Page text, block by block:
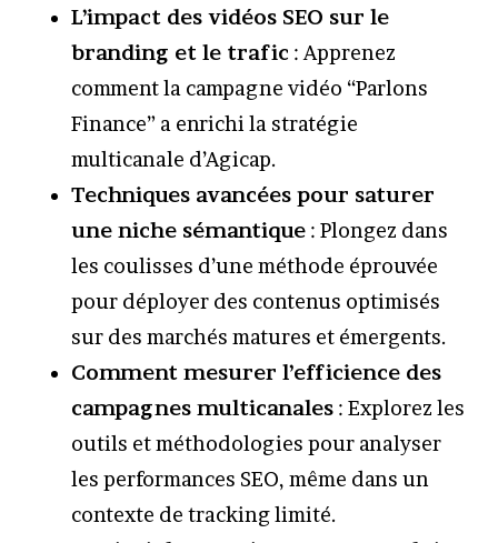
L’impact des vidéos SEO sur le
branding et le trafic : Apprenez
comment la campagne vidéo “Parlons
Finance” a enrichi la stratégie
multicanale d’Agicap.
Techniques avancées pour saturer
une niche sémantique : Plongez dans
les coulisses d’une méthode éprouvée
pour déployer des contenus optimisés
sur des marchés matures et émergents.
Comment mesurer l’efficience des
campagnes multicanales : Explorez les
outils et méthodologies pour analyser
les performances SEO, même dans un
contexte de tracking limité.